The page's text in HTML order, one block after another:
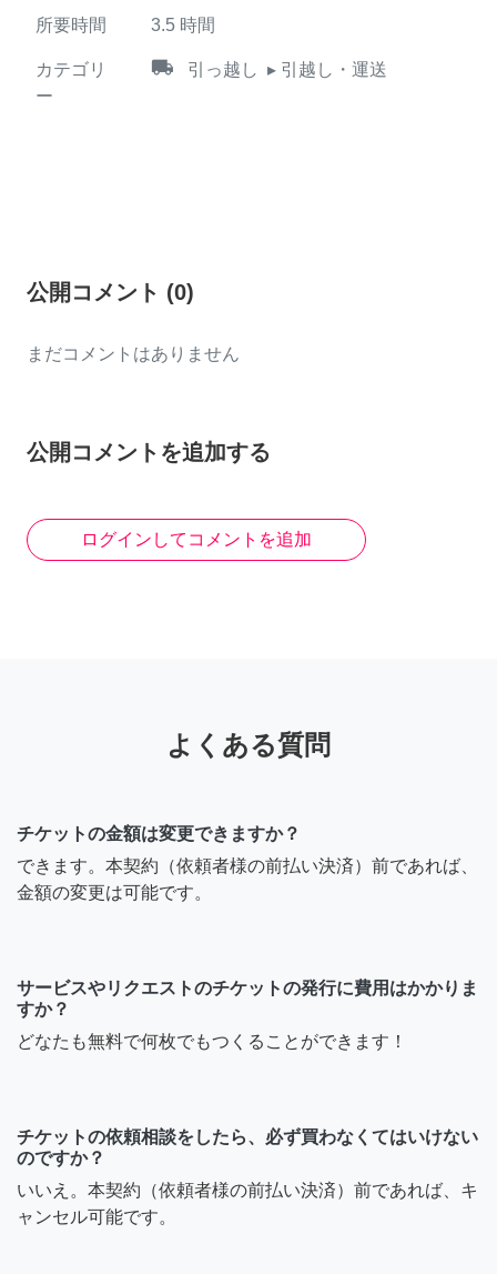
所要時間 3.5 時間
カテゴリ
ー
local_shipping 引っ越し ▸ 引越し・運送
公開コメント (0)
まだコメントはありません
公開コメントを追加する
ログインしてコメントを追加
よくある質問
チケットの金額は変更できますか？
できます。本契約（依頼者様の前払い決済）前であれば、
金額の変更は可能です。
サービスやリクエストのチケットの発行に費用はかかりま
すか？
どなたも無料で何枚でもつくることができます！
チケットの依頼相談をしたら、必ず買わなくてはいけない
のですか？
いいえ。本契約（依頼者様の前払い決済）前であれば、キ
ャンセル可能です。